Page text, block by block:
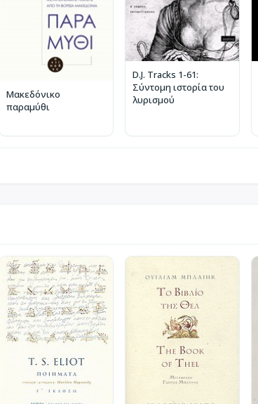
Μακεδόνικο
παραμύθι
D.J. Tracks 1-61:
Σύντομη ιστορία του
λυρισμού